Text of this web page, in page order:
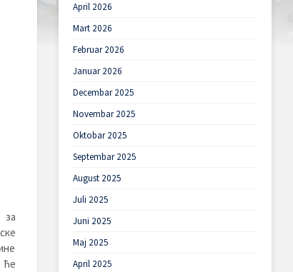
за
ће
April 2026
Mart 2026
Februar 2026
Januar 2026
Decembar 2025
Novembar 2025
Oktobar 2025
Septembar 2025
August 2025
Juli 2025
Juni 2025
Maj 2025
April 2025